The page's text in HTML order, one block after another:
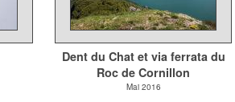
Dent du Chat et via ferrata du
Roc de Cornillon
Mai 2016